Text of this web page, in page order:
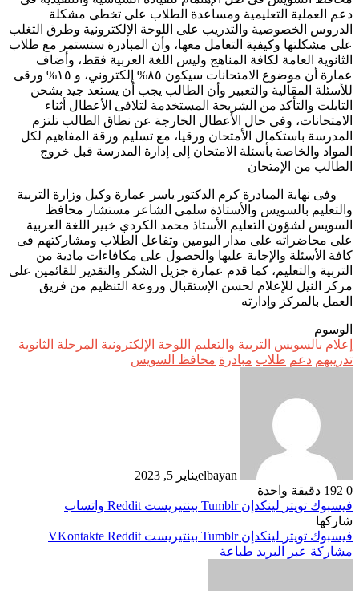
دعم العملية التعليمية ومساعدة الطلاب على تخطى مشكلة
الدروس الخصوصية والتدريب على اللوحة الإلكترونية وطرق التغلب
على مشكلتها وكيفية التعامل معها، وأن المبادرة ستستمر مع طلاب
الثانوية العامة لكافة المناهج وليس اللغة العربية فقط، وأضاف
عمارة أن موضوع الامتحانات سيكون ٨٥% إلكتروني، و ١٥% ورقى
للأسئلة المقالية والتعبير وأن الطالب يجب أن يستعد جيد بشحن
التابلت والتأكد من الشريحة المستخدمة لتلافى الأعطال أثناء
الامتحانات، وفى حال الأعطال الخارجة عن نطاق الطالب تلتزم
المدرسة باستكمال الأمتحان ورقيا، مع تسليم ورقة المفاهيم لكل
المواد والخاصة بأسئلة الامتحان إلى إدارة المدرسة قبل خروج
الطالب من الإمتحان
— وفى نهاية المبادرة كرم الدكتور ياسر عمارة وكيل وزارة التربية
والتعليم بالسويس والأستاذة سلمي الشاعر مستشار محافظ
السويس لشؤون التعليم الأستاذ محمد الكردي خبير اللغة العربية
على محاضراته على مدار اليومين وتفاعل الطلاب ومشاركتهم فى
كافة الأسئلة والإجابة عليها والحصول على مكافاءات مادية من
التربية والتعليم، كما قدم عمارة جزيل الشكر والتقدير للقائمين على
مركز النيل للإعلام لحسن الإستقبال وروعة التنظيم من فريق
العمل بالمركز وإدارته
الوسوم
إعلام بالسويس التربية والتعليم اللوحة الإلكترونية المرحلة الثانوية
تدريبهم دعم طلاب مبادرة محافظ السويس
elbayanيناير 5, 2023
0
دقيقة واحدة
فيسبوك تويتر لينكدإن بينتيريست
واتساب
شاركها
فيسبوك تويتر لينكدإن بينتيريست
مشاركة عبر البريد طباعة